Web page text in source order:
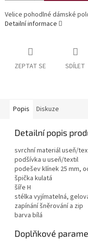
Velice pohodlné dámské
Detailní informace
ZEPTAT SE SDÍLET
Popis Diskuze
Detailní popis
svrchní materiál useň/
podšívka u useň/textil
podešev klínek 25 mm,
špička kulatá
šíře H
stélka vyjímatelná,
zapínání šněrování a zip
barva bílá
Doplňkové